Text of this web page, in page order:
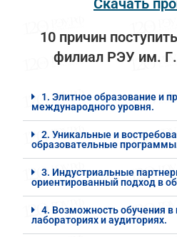
Скачать
10 причин
филиал РЭУ им.
1. Элитное образование и
международного уровня.
2. Уникальные и
образовательные
3. Индустриальные
ориентированный подход в
4. Возможность обучения
лабораториях и аудиториях.